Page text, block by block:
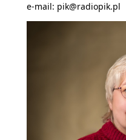
e-mail: pik@radiopik.pl